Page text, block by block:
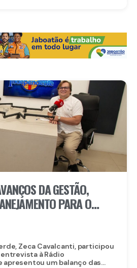
DA GESTÃO,
PARA O
Zeca Cavalcanti, participou
à Rádio
um balanço das...